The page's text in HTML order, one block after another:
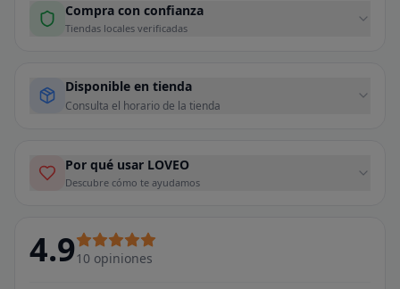
Compra con confianza
Tiendas locales verificadas
Disponible en tienda
Consulta el horario de la tienda
Por qué usar LOVEO
Descubre cómo te ayudamos
4.910 opiniones